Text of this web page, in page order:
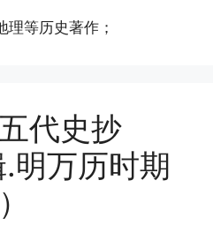
理等历史著作；
代史抄
.明万历时期